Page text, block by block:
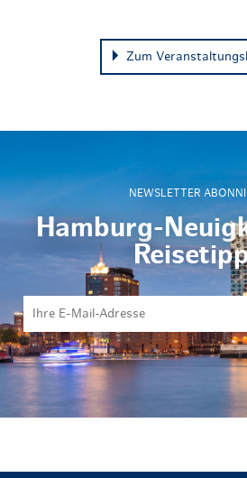
Zum
NEWSLETTER
Hamburg-